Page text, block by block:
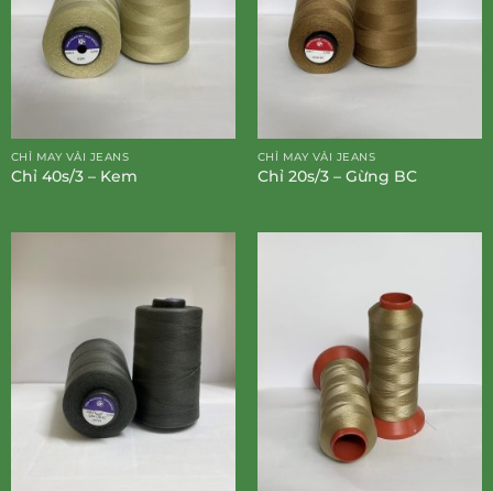
CHỈ MAY VẢI JEANS
Chỉ 40s/3 – Kem
CHỈ MAY VẢI JEANS
Chỉ 20s/3 – Gừng BC